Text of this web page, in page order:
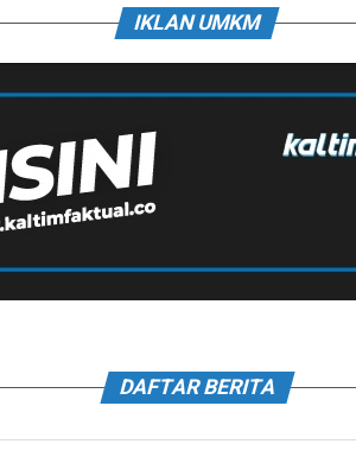
IKLAN UMKM
DAFTAR BERITA